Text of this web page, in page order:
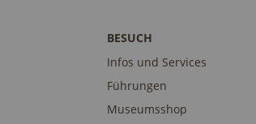
BESUCH
Infos und Services
Führungen
Museumsshop